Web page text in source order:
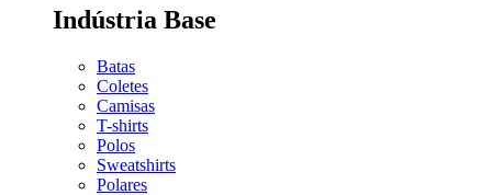
Indústria Base
Batas
Coletes
Camisas
T-shirts
Polos
Sweatshirts
Polares